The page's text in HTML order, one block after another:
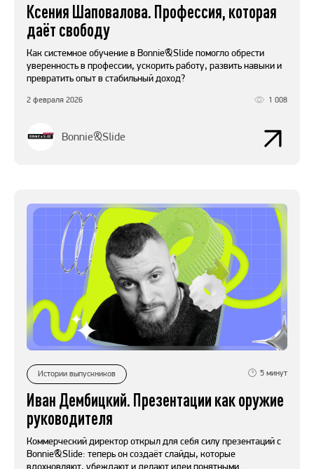
Ксения Шаповалова. Профессия, которая
даёт свободу
Как системное обучение в Bonnie&Slide помогло обрести
уверенность в профессии, ускорить работу, развить навыки и
превратить опыт в стабильный доход?
2 февраля 2026 1 008
Bonnie&Slide
Истории выпускников 5 минут
Иван Дембицкий. Презентации как оружие
руководителя
Коммерческий директор открыл для себя силу презентаций с
Bonnie&Slide: теперь он создаёт слайды, которые
вдохновляют, убеждают и делают идеи понятными.